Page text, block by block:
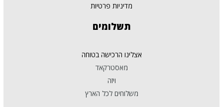
מדיניות פרטיות
תשלומים
אצלינו הרכישה בטוחה
מאסטרקאד
ויזה
משלוחים לכל הארץ